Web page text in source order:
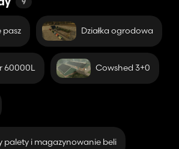
9
pasz Działka ogrodowa
60000L Cowshed 3+0
palety i magazynowanie beli